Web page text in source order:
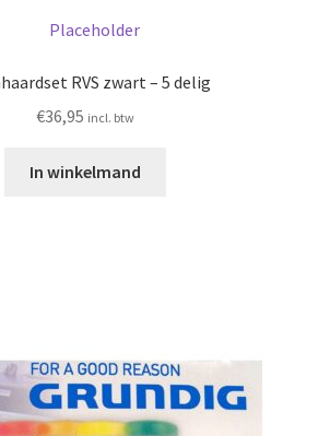
RVS zwart – 5 delig
€36,95 incl. btw
In winkelmand